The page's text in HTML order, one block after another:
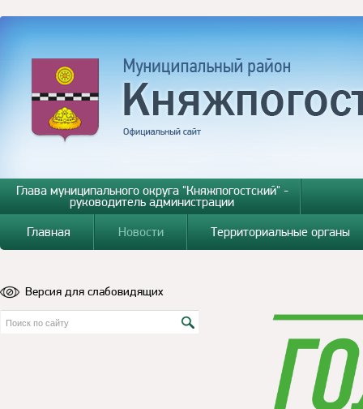
Глава муниципального округа "Княжпогостский" -
руководитель администрации
Главная
Новости Территориальные органы
Версия для слабовидящих